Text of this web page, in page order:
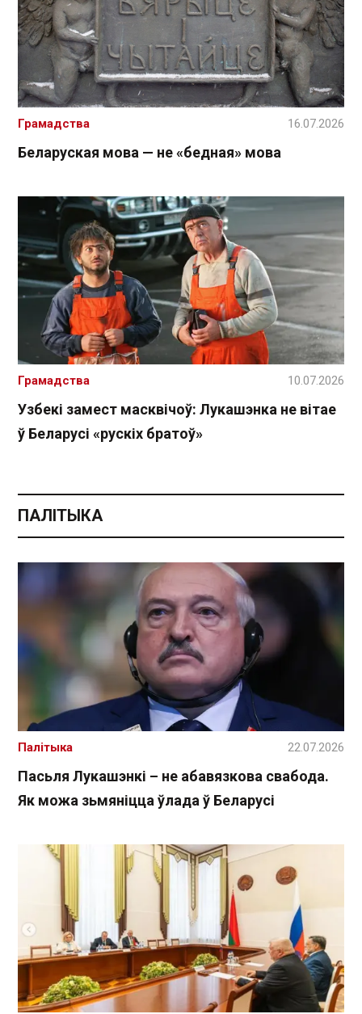
Беларуская мова — не «бедная» мова
Грамадства 16.07.2026
Узбекі замест масквічоў: Лукашэнка не вітае
ў Беларусі «рускіх братоў»
Грамадства 10.07.2026
ПАЛІТЫКА
Пасьля Лукашэнкі – не абавязкова свабода.
Як можа зьмяніцца ўлада ў Беларусі
Палітыка 22.07.2026